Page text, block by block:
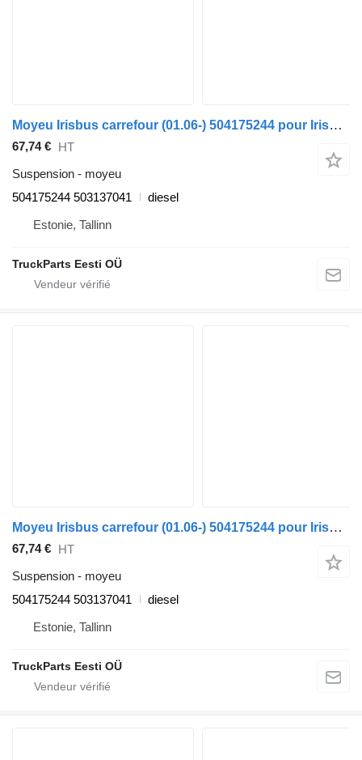
Moyeu Irisbus carrefour (01.06-) 504175244 pour Irisbus Arway, Crossway, Crealis, Magelys, Proway, Daily Tourys (2006-)
67,74 € HT
Suspension - moyeu
504175244 503137041
diesel
Estonie, Tallinn
TruckParts Eesti OÜ
Moyeu Irisbus carrefour (01.06-) 504175244 pour Irisbus Arway, Crossway, Crealis, Magelys, Proway, Daily Tourys (2006-)
67,74 € HT
Suspension - moyeu
504175244 503137041
diesel
Estonie, Tallinn
TruckParts Eesti OÜ